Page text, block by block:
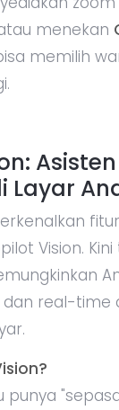
menekan
memilih
Layar
Vision. Kini
real-time
punya